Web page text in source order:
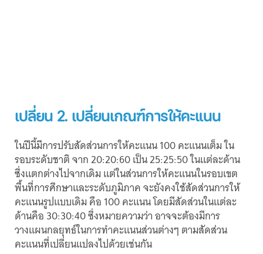
เปลี่ยน 2. เปลี่ยนเกณฑ์การให้คะแนน
ในปีนี้มีการปรับสัดส่วนการให้คะแนน 100 คะแนนเต็ม ใน
รอบระดับชาติ จาก 20:20:60 เป็น 25:25:50 ในแต่ละด้าน
ซึ่งแตกต่างไปจากเดิม แต่ในส่วนการให้คะแนนในรอบเขต
พื้นที่การศึกษาและระดับภูมิภาค จะยังคงใช้สัดส่วนการให้
คะแนนรูปแบบเดิม คือ 100 คะแนน โดยมีสัดส่วนในแต่ละ
ด้านคือ 30:30:40 ซึ่งหมายความว่า อาจจะต้องมีการ
วางแผนกลยุทธ์ในการทำคะแนนส่วนต่างๆ ตามสัดส่วน
คะแนนที่เปลี่ยนแปลงไปด้วยเช่นกัน